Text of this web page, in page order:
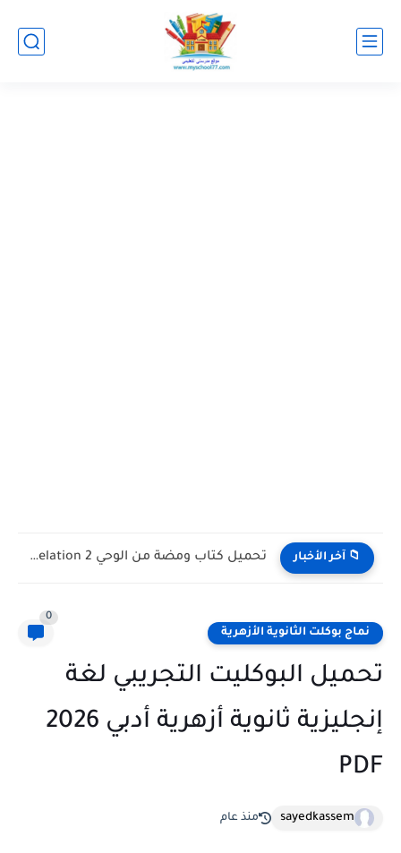
📁 آخر الأخبار تحميل كتاب GEM Grammar and Skills قواعد ومهارات اللغة الإنجليزية...
نماج بوكلت الثانوية الأزهرية
0
تحميل البوكليت التجريبي لغة
إنجليزية ثانوية أزهرية أدبي 2026
PDF
sayedkassem منذ عام